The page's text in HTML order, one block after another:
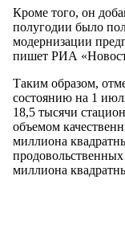
Кроме того, он
полугодии было
модернизации
пишет РИА
Таким образом,
состоянию на 1
18,5 тысячи
объемом
миллиона
миллиона